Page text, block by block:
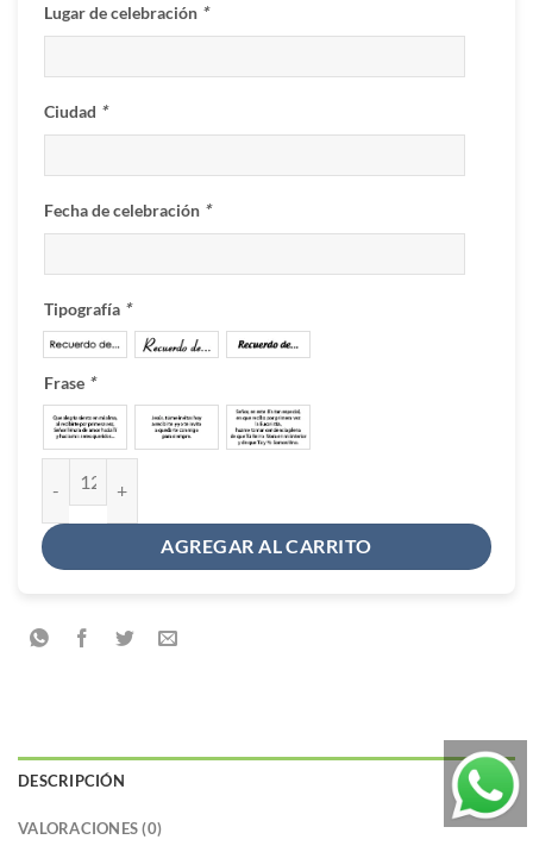
Lugar de celebración *
Ciudad *
Fecha de celebración *
Tipografía *
Frase *
AGREGAR AL CARRITO
DESCRIPCIÓN
VALORACIONES (0)